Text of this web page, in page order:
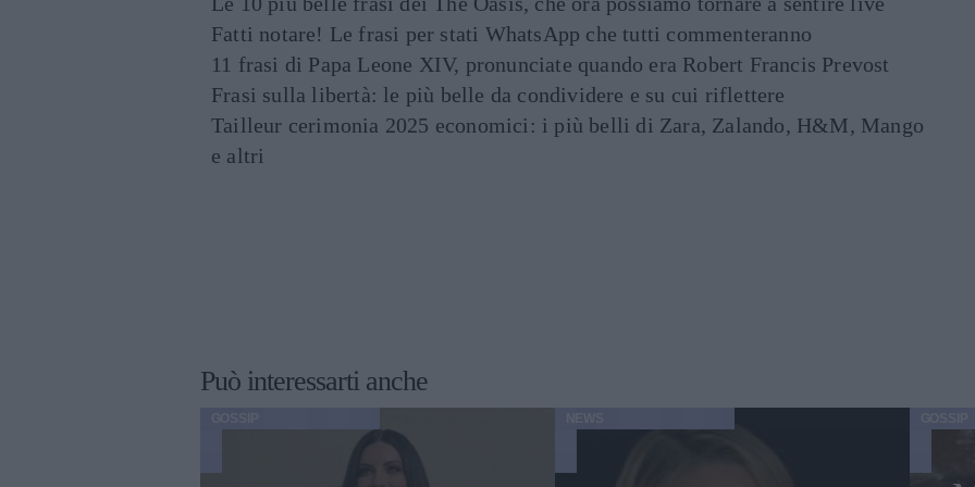
Fatti notare! Le frasi per stati WhatsApp che tutti commenteranno
11 frasi di Papa Leone XIV, pronunciate quando era Robert Francis Prevost
Frasi sulla libertà: le più belle da condividere e su cui riflettere
Tailleur cerimonia 2025 economici: i più belli di Zara, Zalando, H&M, Mango
e altri
Può interessarti anche